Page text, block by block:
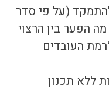
(על פי סדר
הפער בין הרצוי
העובדים
ללא תכנון